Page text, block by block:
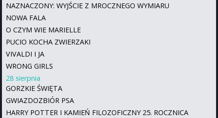
NAZNACZONY: WYJŚCIE Z MROCZNEGO WYMIARU
NOWA FALA
O CZYM WIE MARIELLE
PUCIO KOCHA ZWIERZAKI
VIVALDI I JA
WRONG GIRLS
28 sierpnia
GORZKIE ŚWIĘTA
GWIAZDOZBIÓR PSA
HARRY POTTER I KAMIEŃ FILOZOFICZNY 25. ROCZNICA